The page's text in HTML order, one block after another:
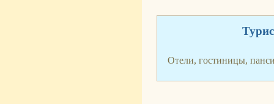
Отели, гостиницы,